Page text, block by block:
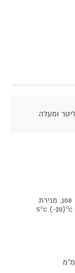
נפח נטו (ליטרים): 601 מקרר: 355, מקפיא: 108, מגירת